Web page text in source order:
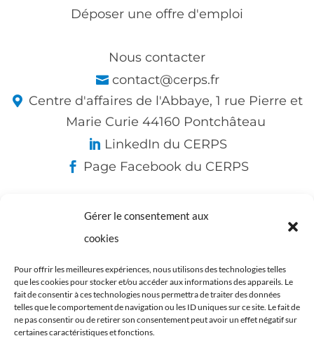
Gérer le consentement aux
cookies
Pour offrir les meilleures expériences, nous utilisons des technologies telles
que les cookies pour stocker et/ou accéder aux informations des appareils. Le
fait de consentir à ces technologies nous permettra de traiter des données
telles que le comportement de navigation ou les ID uniques sur ce site. Le fait de
ne pas consentir ou de retirer son consentement peut avoir un effet négatif sur
certaines caractéristiques et fonctions.
Déposer une offre d'emploi
Nous contacter
contact@cerps.fr
Centre d'affaires de l'Abbaye, 1 rue Pierre et
Marie Curie 44160 Pontchâteau
LinkedIn du CERPS
Page Facebook du CERPS
Nos partenaires :